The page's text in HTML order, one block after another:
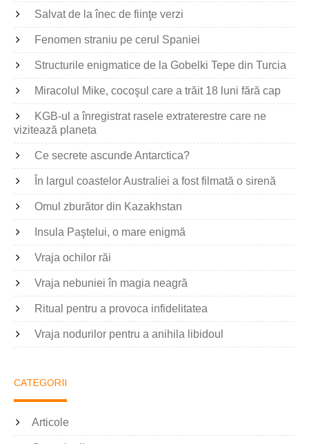
Salvat de la înec de fiinţe verzi
Fenomen straniu pe cerul Spaniei
Structurile enigmatice de la Gobelki Tepe din Turcia
Miracolul Mike, cocoşul care a trăit 18 luni fără cap
KGB-ul a înregistrat rasele extraterestre care ne
vizitează planeta
Ce secrete ascunde Antarctica?
În largul coastelor Australiei a fost filmată o sirenă
Omul zburător din Kazakhstan
Insula Paştelui, o mare enigmă
Vraja ochilor răi
Vraja nebuniei în magia neagră
Ritual pentru a provoca infidelitatea
Vraja nodurilor pentru a anihila libidoul
CATEGORII
Articole